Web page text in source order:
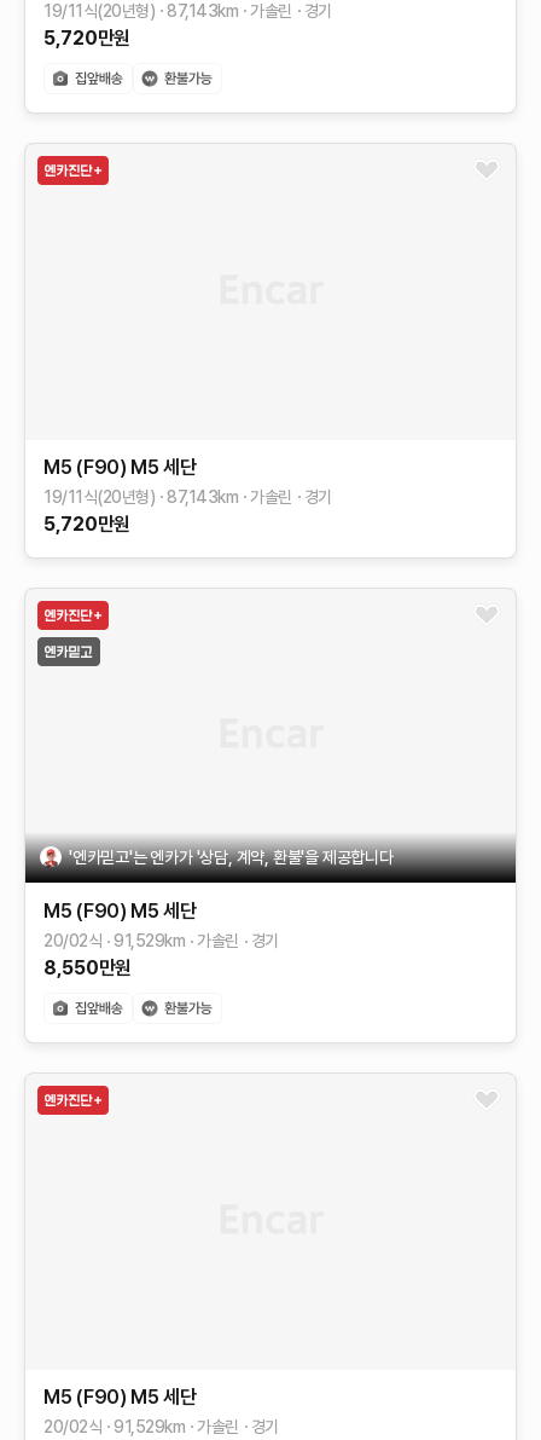
19/11식(20년형) 87,143km 가솔린 경기
5,720만원
M5 (F90) M5 세단
19/11식(20년형) 87,143km 가솔린 경기
5,720만원
'엔카믿고'는 엔카가 '상담, 계약, 환불'을 제공합니다
M5 (F90) M5 세단
20/02식 91,529km 가솔린 경기
8,550만원
M5 (F90) M5 세단
20/02식 91,529km 가솔린 경기